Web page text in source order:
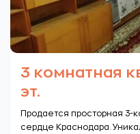
3 комнатная
эт.
Продается просторная 3-
сердце Краснодара.